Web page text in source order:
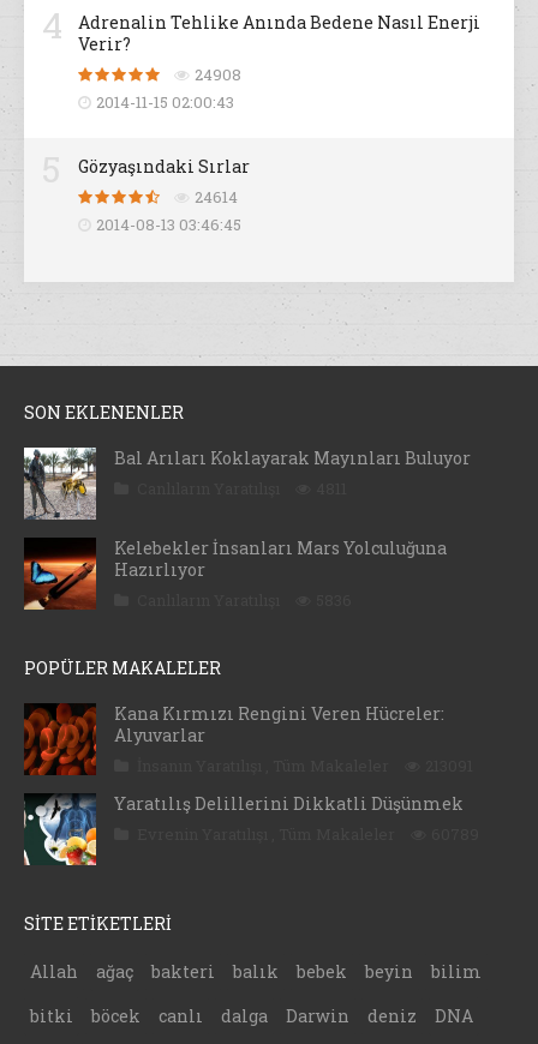
4
Adrenalin Tehlike Anında Bedene Nasıl Enerji
Verir?
24908
2014-11-15 02:00:43
Gözyaşındaki Sırlar
24614
2014-08-13 03:46:45
SON EKLENENLER
Bal Arıları Koklayarak Mayınları Buluyor
Kelebekler İnsanları Mars Yolculuğuna
Hazırlıyor
POPÜLER MAKALELER
Kana Kırmızı Rengini Veren Hücreler:
Alyuvarlar
Yaratılış Delillerini Dikkatli Düşünmek
SİTE ETİKETLERİ
Allah ağaç bakteri balık bebek beyin
bilim
bitki
böcek canlı dalga Darwin deniz DNA